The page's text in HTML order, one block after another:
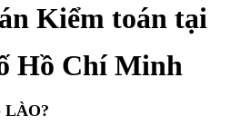
Kiểm toán tại
Hồ Chí Minh
LÀO?